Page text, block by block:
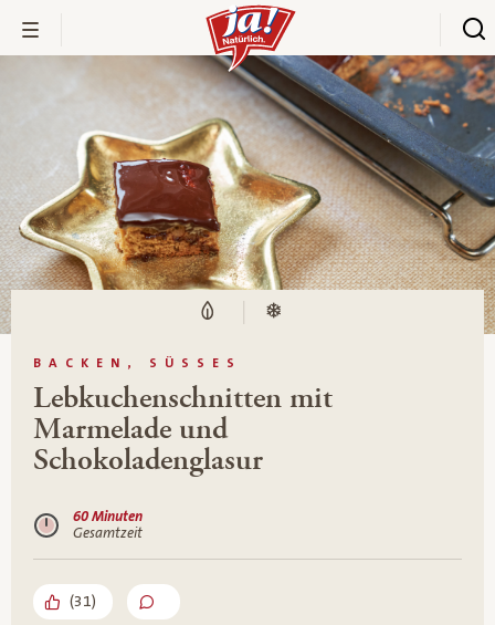
BACKEN, SÜSSES
Lebkuchenschnitten mit
Marmelade und
Schokoladenglasur
60 Minuten
Gesamtzeit
(31)